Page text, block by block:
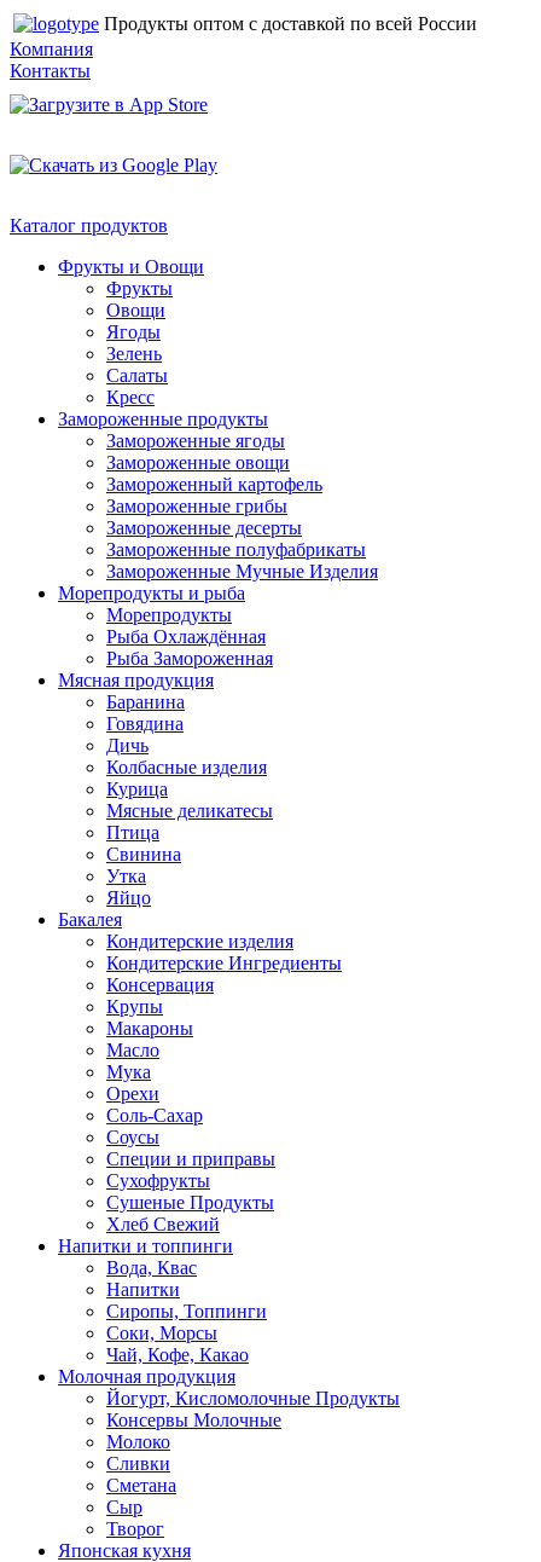
Продукты оптом с доставкой по всей России
Компания
Контакты
Каталог продуктов
Фрукты и Овощи
Фрукты
Овощи
Ягоды
Зелень
Салаты
Кресс
Замороженные продукты
Замороженные ягоды
Замороженные овощи
Замороженный картофель
Замороженные грибы
Замороженные десерты
Замороженные полуфабрикаты
Замороженные Мучные Изделия
Морепродукты и рыба
Морепродукты
Рыба Охлаждённая
Рыба Замороженная
Мясная продукция
Баранина
Говядина
Дичь
Колбасные изделия
Курица
Мясные деликатесы
Птица
Свинина
Утка
Яйцо
Бакалея
Кондитерские изделия
Кондитерские Ингредиенты
Консервация
Крупы
Макароны
Масло
Мука
Орехи
Соль-Сахар
Соусы
Специи и приправы
Сухофрукты
Сушеные Продукты
Хлеб Свежий
Напитки и топпинги
Вода, Квас
Напитки
Сиропы, Топпинги
Соки, Морсы
Чай, Кофе, Какао
Молочная продукция
Йогурт, Кисломолочные Продукты
Консервы Молочные
Молоко
Сливки
Сметана
Сыр
Творог
Японская кухня